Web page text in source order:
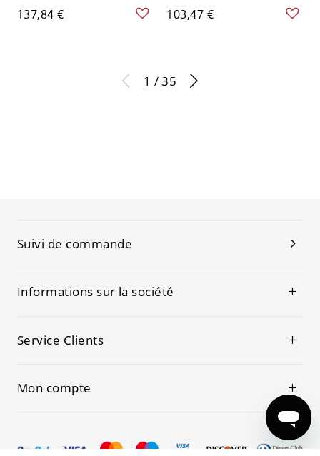
créatif dimmable avec
accent ton bois,
bébé/chambre - 110 V-120
137,84 €
chambre de bébé - 110 V-
120 V Gradation à trois
103,47 €
1 / 35
Suivi de commande
Informations sur la société
Service Clients
Mon compte